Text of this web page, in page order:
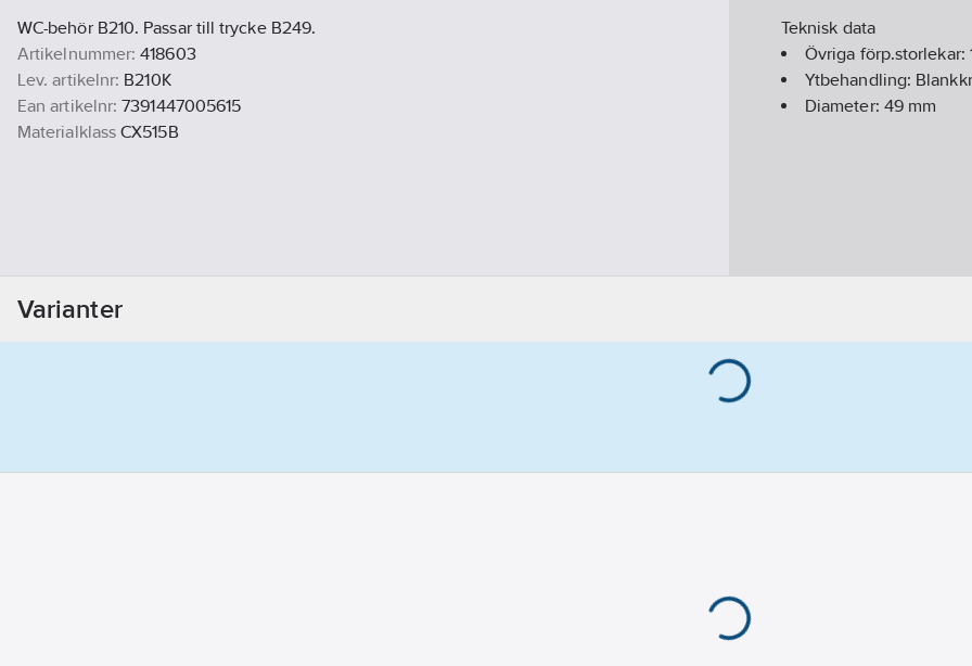
WC-behör B210. Passar till trycke B249.
Artikelnummer: 418603
Lev. artikelnr: B210K
Ean artikelnr: 7391447005615
Materialklass CX515B
Teknisk data
Övriga förp.storlekar:
Ytbehandling:
Diameter: 49mm
Varianter